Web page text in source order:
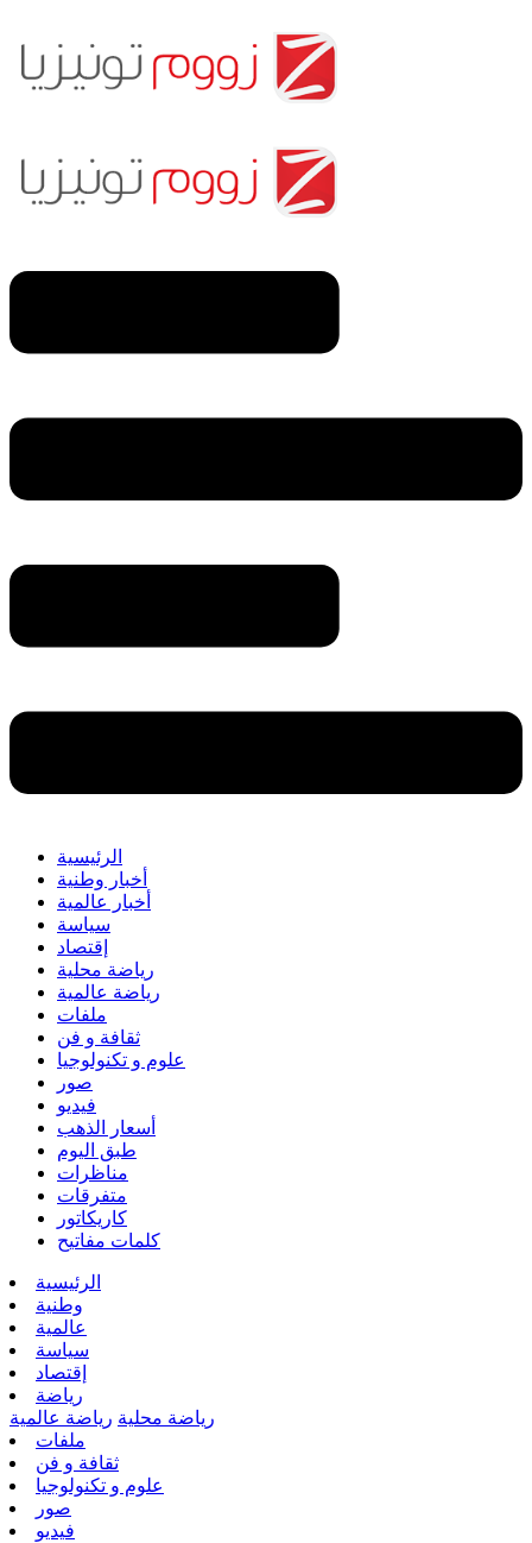
الرئيسية
أخبار وطنية
أخبار عالمية
سياسة
إقتصاد
رياضة محلية
رياضة عالمية
ملفات
ثقافة و فن
علوم و تكنولوجيا
صور
فيديو
أسعار الذهب
طبق اليوم
مناظرات
متفرقات
كاريكاتور
كلمات مفاتيح
الرئيسية
وطنية
عالمية
سياسة
إقتصاد
رياضة
رياضة محلية رياضة عالمية
ملفات
ثقافة و فن
علوم و تكنولوجيا
صور
فيديو